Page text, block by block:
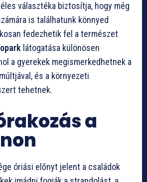
választéka biztosítja, hogy még
is találhatunk könnyed
fedezhetik fel a természet
látogatása különösen
a gyerekek megismerkedhetnek a
és a környezeti
tehetnek.
a
óriási előnyt jelent a családok